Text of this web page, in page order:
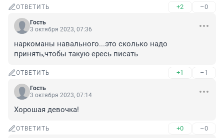
ОТВЕТИТЬ +2 –0
Гость
3 октября 2023, 07:36
наркоманы навального...это сколько надо
принять,чтобы такую ересь писать
ОТВЕТИТЬ +1 –1
Гость
3 октября 2023, 07:14
Хорошая девочка!
ОТВЕТИТЬ +0 –0